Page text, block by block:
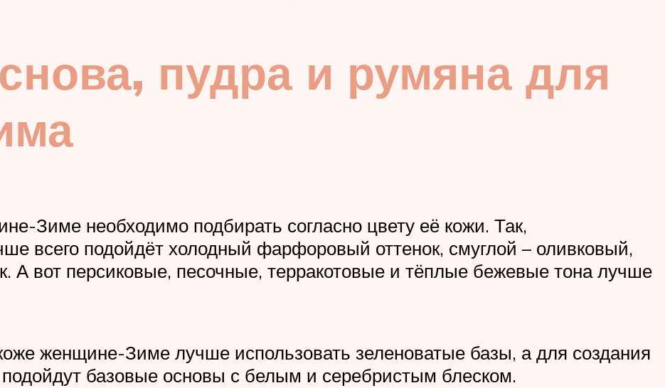
пудра и румяна для
Зиме необходимо подбирать согласно цвету её кожи. Так,
всего подойдёт холодный фарфоровый оттенок, смуглой – оливковый,
А вот персиковые, песочные, терракотовые и тёплые бежевые тона лучше
женщине-Зиме лучше использовать зеленоватые базы, а для создания
базовые основы с белым и серебристым блеском.